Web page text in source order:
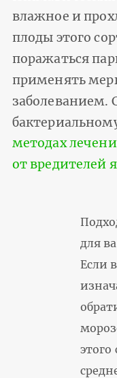
влажное и
плоды этого
поражаться
применять
заболеванием.
методах
от вредителей
для
Если
этого